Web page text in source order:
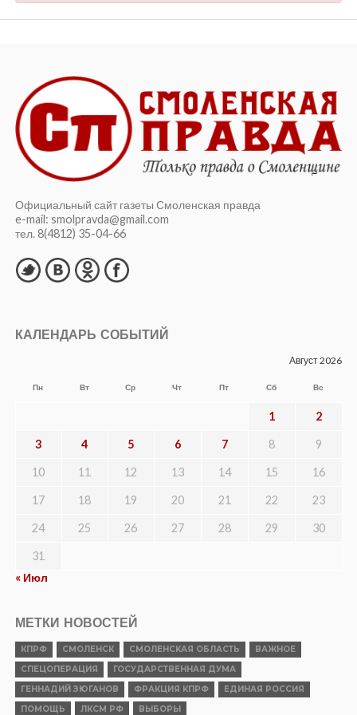
Официальный сайт газеты Смоленская правда
e-mail: smolpravda@gmail.com
тел. 8(4812) 35-04-66
КАЛЕНДАРЬ СОБЫТИЙ
Август 2026
Пн Вт Ср Чт Пт Сб Вс
1 2
3 4 5 6 7 8 9
10 11 12 13 14 15 16
17 18 19 20 21 22 23
24 25 26 27 28 29 30
31
« Июл
МЕТКИ НОВОСТЕЙ
КПРФ СМОЛЕНСК СМОЛЕНСКАЯ ОБЛАСТЬ
ВАЖНОЕ
СПЕЦОПЕРАЦИЯ
ГОСУДАРСТВЕННАЯ ДУМА
ГЕННАДИЙ ЗЮГАНОВ
ФРАКЦИЯ КПРФ
ЕДИНАЯ РОССИЯ
ПОМОЩЬ
ЛКСМ РФ ВЫБОРЫ